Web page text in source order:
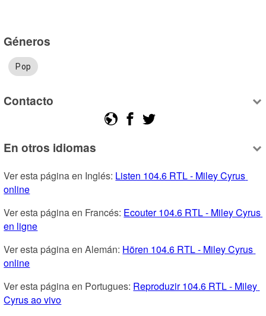
Géneros
Pop
Contacto
En otros idiomas
Ver esta página en Inglés: Listen 104.6 RTL - Miley Cyrus
online
Ver esta página en Francés: Ecouter 104.6 RTL - Miley Cyrus
en ligne
Ver esta página en Alemán: Hören 104.6 RTL - Miley Cyrus
online
Ver esta página en Portugues: Reproduzir 104.6 RTL - Miley
Cyrus ao vivo